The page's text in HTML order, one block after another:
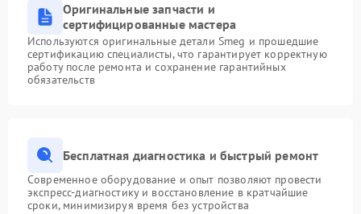
Оригинальные запчасти и
сертифицированные мастера
Используются оригинальные детали Smeg и прошедшие
сертификацию специалисты, что гарантирует корректную
работу после ремонта и сохранение гарантийных
обязательств
Бесплатная диагностика и быстрый ремонт
Современное оборудование и опыт позволяют провести
экспресс-диагностику и восстановление в кратчайшие
сроки, минимизируя время без устройства